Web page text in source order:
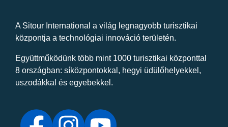
A Sitour International a világ legnagyobb turisztikai
központja a technológiai innováció területén.
Együttműködünk több mint 1000 turisztikai központtal
8 országban: síközpontokkal, hegyi üdülőhelyekkel,
uszodákkal és egyebekkel.